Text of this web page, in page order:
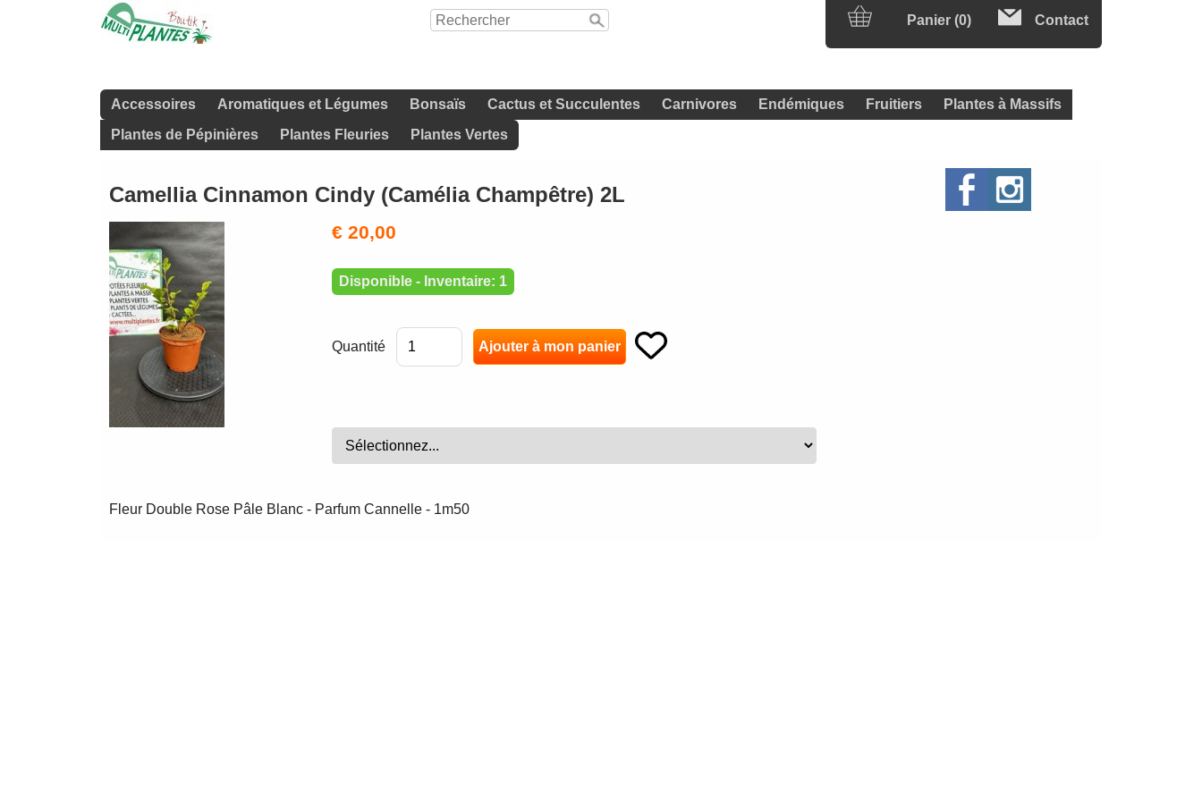
Panier (0) Contact
Accessoires Aromatiques et Légumes Bonsaïs Cactus et Succulentes Carnivores Endémiques Fruitiers
Plantes à Massifs
Plantes de Pépinières
Plantes Fleuries Plantes Vertes
Camellia Cinnamon Cindy (Camélia Champêtre) 2L
€ 20,00
Disponible - Inventaire: 1
Quantité
Fleur Double Rose Pâle Blanc - Parfum Cannelle - 1m50